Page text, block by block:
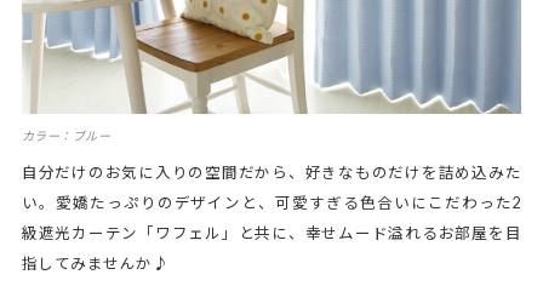
カラー：ブルー
自分だけのお気に入りの空間だから、好きなものだけを詰め込みた
い。愛嬌たっぷりのデザインと、可愛すぎる色合いにこだわった2
級遮光カーテン「ワフェル」と共に、幸せムード溢れるお部屋を目
指してみませんか♪